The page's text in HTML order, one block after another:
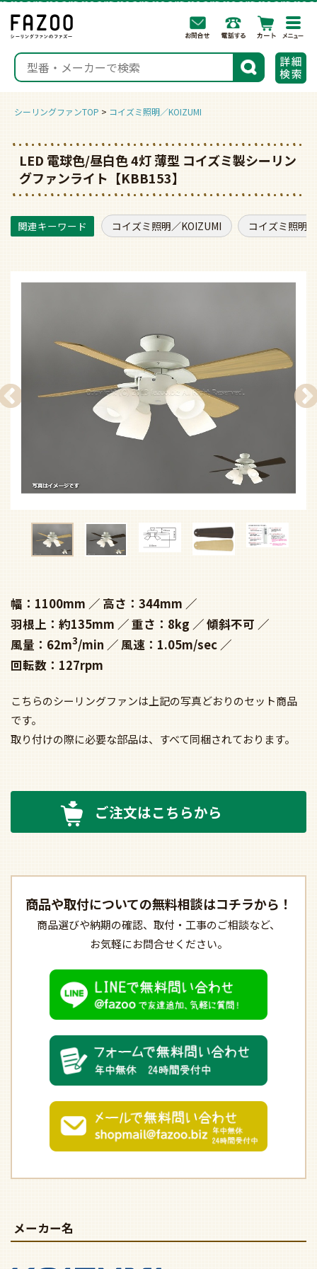
検索
シーリングファンTOP コイズミ照明／KOIZUMI
LED 電球色/昼白色 4灯 薄型 コイズミ製シーリン
グファンライト【KBB153】
コイズミ照明／KOIZUMI コイズミ照明
幅：1100mm
高さ：344mm
羽根上：約135mm
重さ：8kg
傾斜不可
風量：62m3/min
風速：1.05m/sec
回転数：127rpm
こちらのシーリングファンは上記の写真どおりのセット商品
です。
取り付けの際に必要な部品は、すべて同梱されております。
ご注文はこちらから
商品や取付についての無料相談はコチラから！
商品選びや納期の確認、 取付・工事のご相談など、
お気軽にお問合せください。
メーカー名